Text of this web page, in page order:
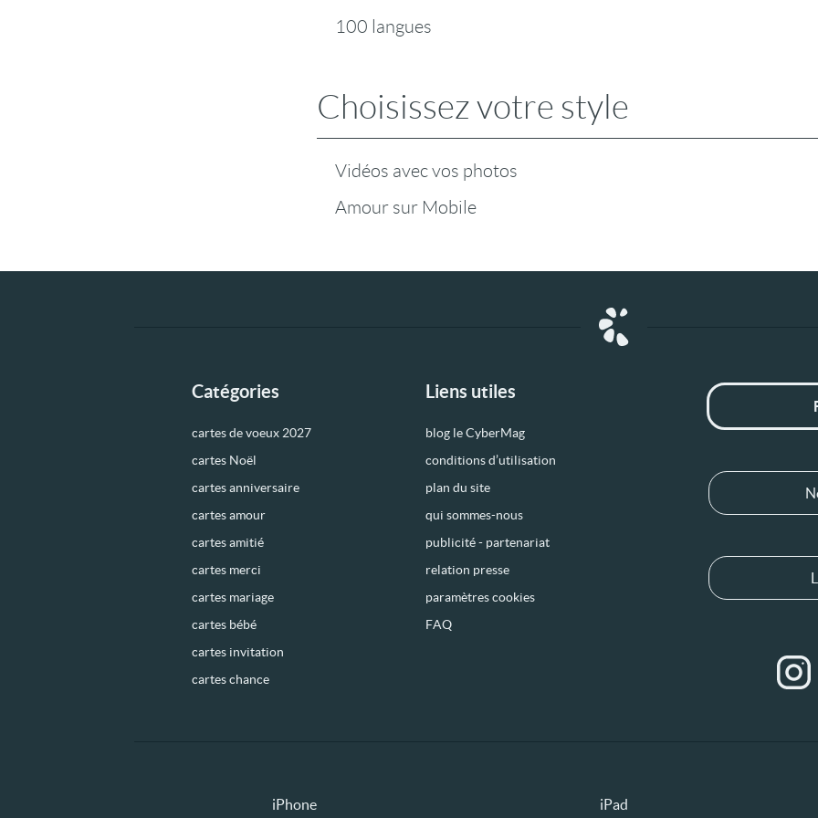
100 langues
Choisissez votre style
Vidéos avec vos photos
Amour sur Mobile
Catégories
cartes de voeux 2027
cartes Noël
cartes anniversaire
cartes amour
cartes amitié
cartes merci
cartes mariage
cartes bébé
cartes invitation
cartes chance
Liens utiles
blog le CyberMag
conditions d’utilisation
plan du site
qui sommes-nous
publicité - partenariat
relation presse
paramètres cookies
FAQ
iPhone iPad